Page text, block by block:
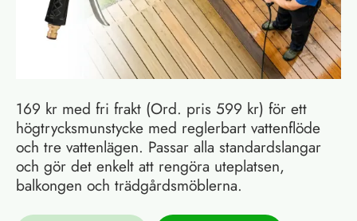
169 kr med fri frakt (Ord. pris 599 kr) för ett
högtrycksmunstycke med reglerbart vattenflöde
och tre vattenlägen. Passar alla standardslangar
och gör det enkelt att rengöra uteplatsen,
balkongen och trädgårdsmöblerna.